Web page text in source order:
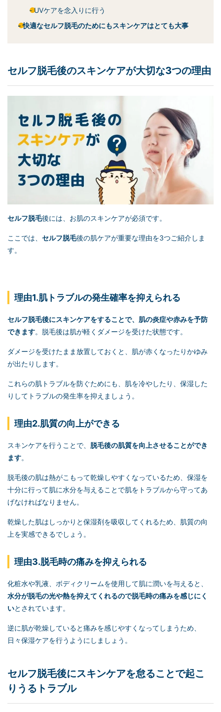
UVケアを念入りに行う
快適なセルフ脱毛のためにもスキンケアはとても大事
セルフ脱毛後のスキンケアが大切な3つの理由
セルフ脱毛後には、お肌のスキンケアが必須です。
ここでは、 セルフ脱毛後の肌ケアが重要な理由を3つご紹介しま
す。
理由1.肌トラブルの発生確率を抑えられる
セルフ脱毛後にスキンケアをすることで、肌の炎症や赤みを予防
できます。脱毛後は肌が軽くダメージを受けた状態です。
ダメージを受けたまま放置しておくと、肌が赤くなったりかゆみ
が出たりします。
これらの肌トラブルを防ぐためにも、肌を冷やしたり、保湿した
りしてトラブルの発生率を抑えましょう。
理由2.肌質の向上ができる
スキンケアを行うことで、 脱毛後の肌質を向上させることができ
ます。
脱毛後の肌は熱がこもって乾燥しやすくなっているため、保湿を
十分に行って肌に水分を与えることで肌をトラブルから守ってあ
げなければなりません。
乾燥した肌はしっかりと保湿剤を吸収してくれるため、肌質の向
上を実感できるでしょう。
理由3.脱毛時の痛みを抑えられる
化粧水や乳液、ボディクリームを使用して肌に潤いを与えると、
水分が脱毛の光や熱を抑えてくれるので脱毛時の痛みを感じにく
いとされています。
逆に肌が乾燥していると痛みを感じやすくなってしまうため、
日々保湿ケアを行うようにしましょう。
セルフ脱毛後にスキンケアを怠ることで起こ
りうるトラブル